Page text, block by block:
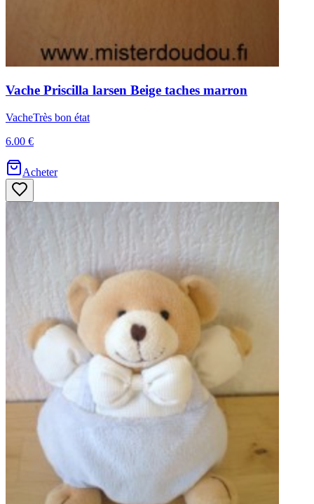
Vache Priscilla larsen Beige taches marron
VacheTrès bon état
6.00 €
Acheter